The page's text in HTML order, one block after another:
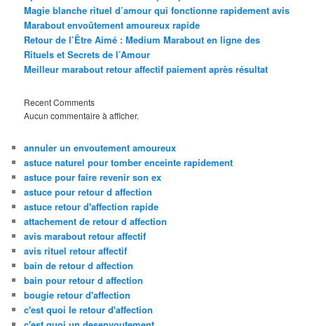
Magie blanche rituel d’amour qui fonctionne rapidement avis
Marabout envoûtement amoureux rapide
Retour de l’Être Aimé : Medium Marabout en ligne des
Rituels et Secrets de l’Amour
Meilleur marabout retour affectif paiement après résultat
Recent Comments
Aucun commentaire à afficher.
annuler un envoutement amoureux
astuce naturel pour tomber enceinte rapidement
astuce pour faire revenir son ex
astuce pour retour d affection
astuce retour d'affection rapide
attachement de retour d affection
avis marabout retour affectif
avis rituel retour affectif
bain de retour d affection
bain pour retour d affection
bougie retour d'affection
c'est quoi le retour d'affection